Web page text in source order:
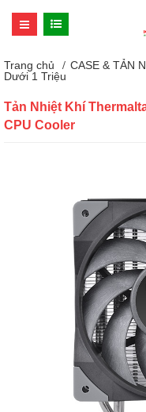
Trang chủ CASE & TẢN
Dưới 1 Triệu
Tản Nhiệt Khí
CPU Cooler